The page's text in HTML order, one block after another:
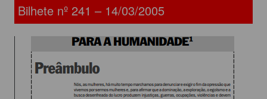
Bilhete nº 241 – 14/03/2005